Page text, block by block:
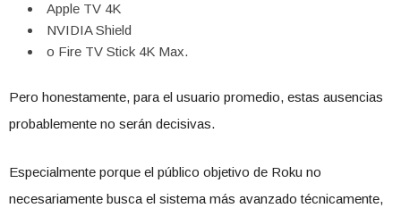
Apple TV 4K
NVIDIA Shield
o Fire TV Stick 4K Max.
Pero honestamente, para el usuario promedio, estas ausencias
probablemente no serán decisivas.
Especialmente porque el público objetivo de Roku no
necesariamente busca el sistema más avanzado técnicamente,